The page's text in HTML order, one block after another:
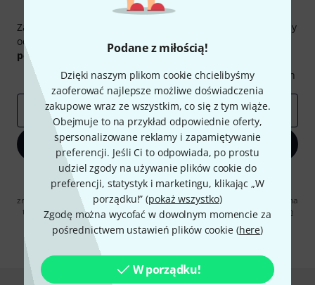
Podane z miłością!
Dzięki naszym plikom cookie chcielibyśmy
zaoferować najlepsze możliwe doświadczenia
zakupowe wraz ze wszystkim, co się z tym wiąże.
Obejmuje to na przykład odpowiednie oferty,
spersonalizowane reklamy i zapamiętywanie
preferencji. Jeśli Ci to odpowiada, po prostu
udziel zgody na używanie plików cookie do
preferencji, statystyk i marketingu, klikając „W
porządku!” (pokaż wszystko)
Zgodę można wycofać w dowolnym momencie za
pośrednictwem ustawień plików cookie (here)
W porządku!
Thomann Newsletter
Zapisz się do Thomann Newsletter w języku polskim, a przy
odrobinie szczęścia możesz wygrać jeden z
podarunkowych
warty50 €!
Inspirujące treści
Oferty Spostrzeżenia Thomann
E-mail*
Zapisz się teraz
Klikając na „Zapisz się teraz”, wyrażasz zgodę na otrzymywanie
materialów reklamowych przesyłanych drogą elektroniczną. Możesz
zrezygnować z subskrypcji w dowolnym momencie. Więcej informacji na
temat newslettera można znaleźć w naszychwytycznych dotyczących
ochrony danych ososbowych